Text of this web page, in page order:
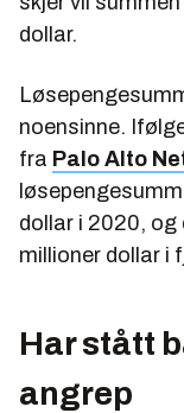
dollar.
noensinne.
fra Palo Alto
dollar i 2020, og
millioner dollar i
Har stått
angrep